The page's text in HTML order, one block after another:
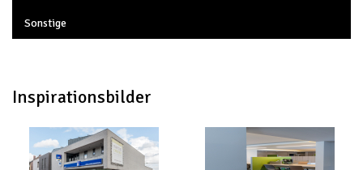
Sonstige
Inspirationsbilder